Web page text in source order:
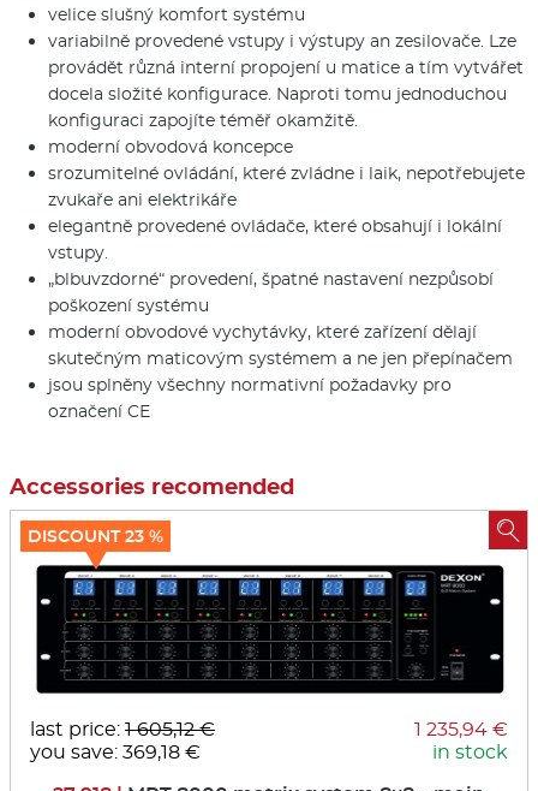
velice slušný komfort systému
variabilně provedené vstupy i výstupy an zesilovače. Lze
provádět různá interní propojení u matice a tím vytvářet
docela složité konfigurace. Naproti tomu jednoduchou
konfiguraci zapojíte téměř okamžitě.
moderní obvodová koncepce
srozumitelné ovládání, které zvládne i laik, nepotřebujete
zvukaře ani elektrikáře
elegantně provedené ovládače, které obsahují i lokální
vstupy.
„blbuvzdorné“ provedení, špatné nastavení nezpůsobí
poškození systému
moderní obvodové vychytávky, které zařízení dělají
skutečným maticovým systémem a ne jen přepínačem
jsou splněny všechny normativní požadavky pro
označení CE
Accessories recomended
last price: 1 605,12 €
you save: 369,18 €
1 235,94 €
in stock
DISCOUNT 23 % 